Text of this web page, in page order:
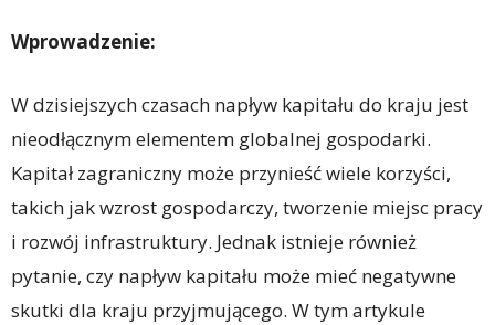
Wprowadzenie:
W dzisiejszych czasach napływ kapitału do kraju jest
nieodłącznym elementem globalnej gospodarki.
Kapitał zagraniczny może przynieść wiele korzyści,
takich jak wzrost gospodarczy, tworzenie miejsc pracy
i rozwój infrastruktury. Jednak istnieje również
pytanie, czy napływ kapitału może mieć negatywne
skutki dla kraju przyjmującego. W tym artykule